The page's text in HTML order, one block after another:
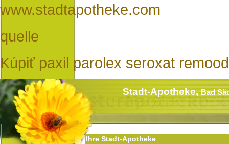
www.stadtapotheke.com
quelle
Kúpiť paxil parolex seroxat
Stadt-Apotheke,Bad
Ihre Stadt-Apotheke